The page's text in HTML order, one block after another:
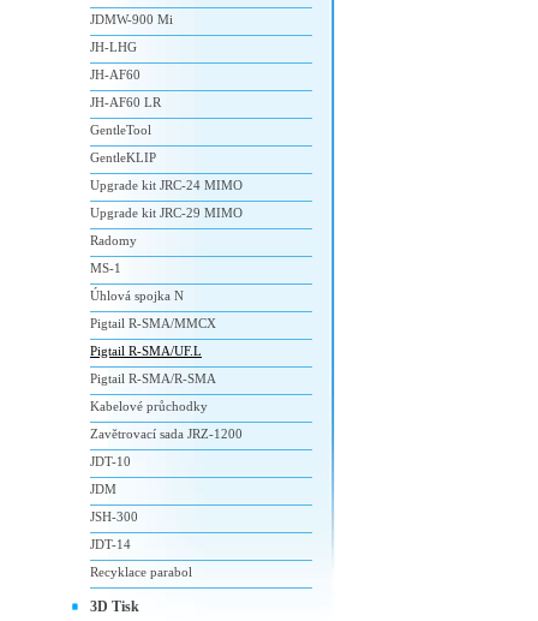
JDMW-900 Mi
JH-LHG
JH-AF60
JH-AF60 LR
GentleTool
GentleKLIP
Upgrade kit JRC-24 MIMO
Upgrade kit JRC-29 MIMO
Radomy
MS-1
Úhlová spojka N
Pigtail R-SMA/MMCX
Pigtail R-SMA/UF.L
Pigtail R-SMA/R-SMA
Kabelové průchodky
Zavětrovací sada JRZ-1200
JDT-10
JDM
JSH-300
JDT-14
Recyklace parabol
3D Tisk